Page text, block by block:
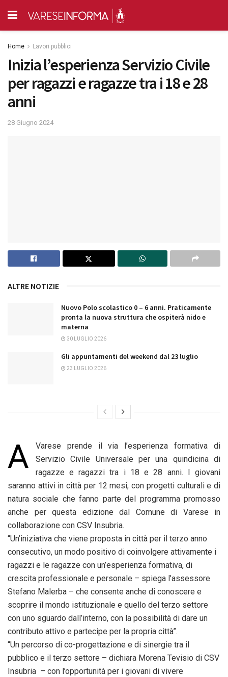
Home Lavori pubblici
Inizia l’esperienza Servizio Civile
per ragazzi e ragazze tra i 18 e 28
anni
28 Giugno 2024
ALTRE NOTIZIE
Nuovo Polo scolastico 0 – 6 anni. Praticamente
pronta la nuova struttura che ospiterà nido e
materna
30 LUGLIO 2026
Gli appuntamenti del weekend dal 23 luglio
23 LUGLIO 2026
A
Varese prende il via l’esperienza formativa di
Servizio Civile Universale per una quindicina di
ragazze e ragazzi tra i 18 e 28 anni. I giovani
saranno attivi in città per 12 mesi, con progetti culturali e di
natura sociale che fanno partedel programma promosso
anche per questa edizione dal Comune di Varese in
collaborazione con CSV Insubria.
“Un’iniziativa che viene proposta in città per il terzo anno
consecutivo, un modo positivo di coinvolgere attivamente i
ragazzi e le ragazze con un’esperienza formativa, di
crescita professionale e personale – spiega l’assessore
Stefano Malerba – che consente anche di conoscere e
scoprire il mondo istituzionale e quello del terzo settore
con uno sguardo dall’interno, con la possibilità di dare un
contributo attivo e partecipe per la propria città”.
“Un percorso di co-progettazione e di sinergie tra il
pubblico e il terzo settore – dichiara Morena Tevisio di CSV
Insubria – con l’opportunità per i giovani di vivere